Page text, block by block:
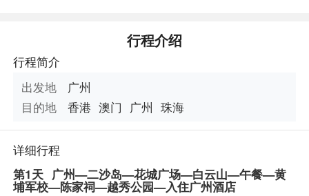
行程介绍
行程简介
出发地
广州
目的地
香港 澳门 广州 珠海
详细行程
第1天 广州—二沙岛—花城广场—白云山—午餐—黄
埔军校—陈家祠—越秀公园—入住广州酒店